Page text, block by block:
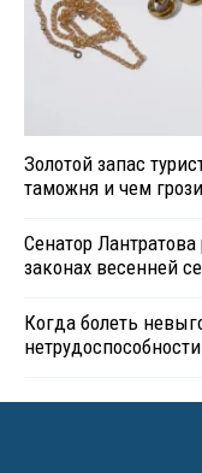
Золотой запас
таможня и чем
Сенатор
законах весенней
Когда болеть